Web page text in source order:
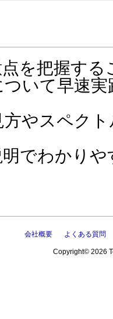
点を把握す
ついて早速
方やスペク
明でわかり
会社概要 よくある質問
Copyright© 2026